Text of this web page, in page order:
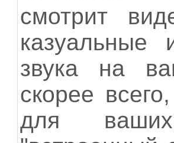
смотрит
казуальные
звука на
скорее
для